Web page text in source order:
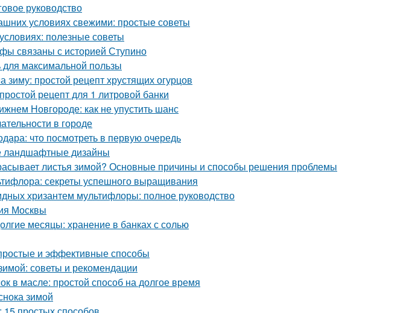
руководство
условиях свежими: простые советы
полезные советы
связаны с историей Ступино
для максимальной пользы
зиму: простой рецепт хрустящих огурцов
рецепт для 1 литровой банки
Новгороде: как не упустить шанс
в городе
что посмотреть в первую очередь
ландшафтные дизайны
листья зимой? Основные причины и способы решения проблемы
секреты успешного выращивания
хризантем мультифлоры: полное руководство
Москвы
месяцы: хранение в банках с солью
и эффективные способы
советы и рекомендации
в масле: простой способ на долгое время
зимой